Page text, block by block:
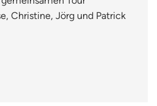
Christine, Jörg und Patrick